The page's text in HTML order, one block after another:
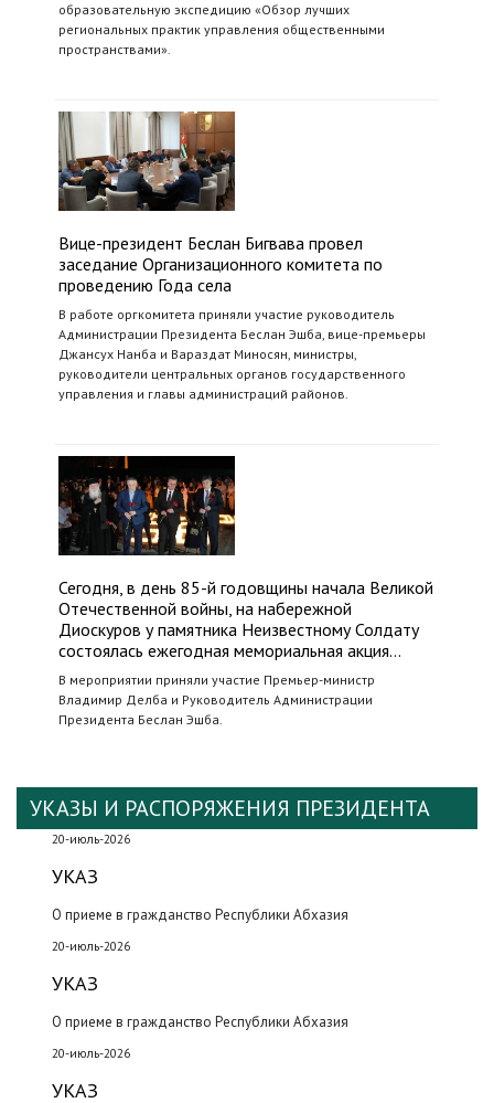
образовательную экспедицию «Обзор лучших
региональных практик управления общественными
пространствами».
Вице-президент Беслан Бигвава провел
заседание Организационного комитета по
проведению Года села
В работе оргкомитета приняли участие руководитель
Администрации Президента Беслан Эшба, вице-премьеры
Джансух Нанба и Вараздат Миносян, министры,
руководители центральных органов государственного
управления и главы администраций районов.
Сегодня, в день 85-й годовщины начала Великой
Отечественной войны, на набережной
Диоскуров у памятника Неизвестному Солдату
состоялась ежегодная мемориальная акция…
В мероприятии приняли участие Премьер-министр
Владимир Делба и Руководитель Администрации
Президента Беслан Эшба.
УКАЗЫ И РАСПОРЯЖЕНИЯ ПРЕЗИДЕНТА
20-июль-2026
УКАЗ
О приеме в гражданство Республики Абхазия
20-июль-2026
УКАЗ
О приеме в гражданство Республики Абхазия
20-июль-2026
УКАЗ